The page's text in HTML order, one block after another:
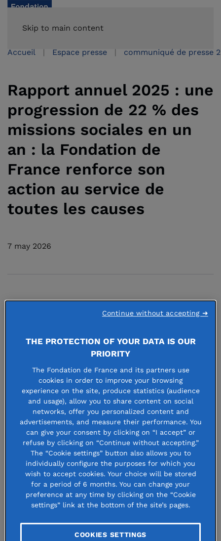
Skip to main content
Accueil Espace presse communiqué de presse
Rapport annuel 2025 : une
progression de 22 % des
missions sociales en un
an : la Fondation de
France renforce son
action au service de
toutes les causes
7 may 2026
En 2025, la Fondation de France et les
consacré 453 millions d’euros à
contre 372 millions en 2024, soit une
progression de 22 %. Dans un
contexte marqué par l’enchaînement
de conflits et de crises sociales,
climatiques et géopolitiques, ce
niveau inédit d’engagement confirme
la place croissante de la
philanthropie pour contribuer à
et durables dans tous les domaines
THE PROTECTION OF YOUR DATA IS OUR
PRIORITY
The Fondation de France and its partners use
cookies in order to improve your browsing
experience on the site, produce statistics (audience
and usage), allow you to share content on social
networks, offer you personalized content and
advertisements, and measure their performance. You
can give your consent by clicking on “I accept” or
refuse by clicking on “Continue without accepting.”
The “Cookie settings” button also allows you to
individually configure the purposes for which you
wish to accept cookies. Your choice will be stored
for a period of 6 months. You can change your
preference at any time by clicking on the “Cookie
settings” link at the bottom of the site’s pages.
COOKIES SETTINGS
Continue without accepting ➜